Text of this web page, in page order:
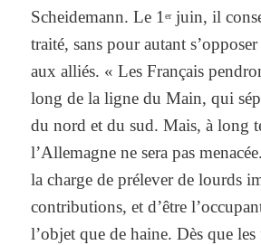
Scheidemann. Le 1erjuin, il
traité, sans pour autant
aux alliés. « Les Français
long de la ligne du Main, qui
du nord et du sud. Mais, à long
l’Allemagne ne sera pas
la charge de prélever de lourds
contributions, et d’être
l’objet que de haine. Dès que les